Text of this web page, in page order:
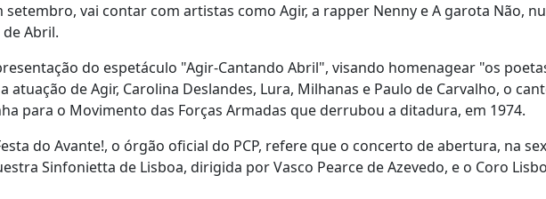
setembro, vai contar com artistas como Agir, a rapper Nenny e A garota Não,
Abril.
do espetáculo "Agir-Cantando Abril", visando homenagear "os
de Agir, Carolina Deslandes, Lura, Milhanas e Paulo de Carvalho, o
para o Movimento das Forças Armadas que derrubou a ditadura, em 1974.
do Avante!, o órgão oficial do PCP, refere que o concerto de abertura, na
Sinfonietta de Lisboa, dirigida por Vasco Pearce de Azevedo, e o Coro